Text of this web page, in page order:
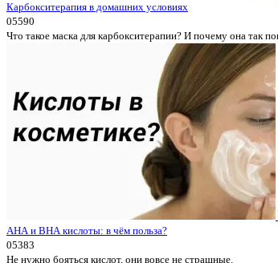
Карбокситерапия в домашних условиях
05590
Что такое маска для карбокситерапии? И почему она так
АНА и ВНА кислоты: в чём польза?
05383
Не нужно бояться кислот, они вовсе не страшные.